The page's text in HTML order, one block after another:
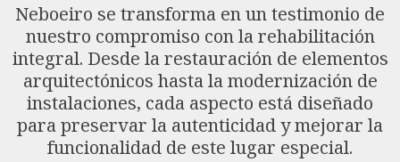
Neboeiro se transforma en un testimonio de
nuestro compromiso con la rehabilitación
integral. Desde la restauración de elementos
arquitectónicos hasta la modernización de
instalaciones, cada aspecto está diseñado
para preservar la autenticidad y mejorar la
funcionalidad de este lugar especial.